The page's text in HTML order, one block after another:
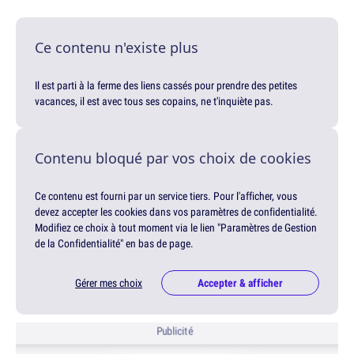
Ce contenu n'existe plus
Il est parti à la ferme des liens cassés pour prendre des petites
vacances, il est avec tous ses copains, ne t'inquiète pas.
Contenu bloqué par vos choix de cookies
Ce contenu est fourni par un service tiers. Pour l'afficher, vous
devez accepter les cookies dans vos paramètres de confidentialité.
Modifiez ce choix à tout moment via le lien "Paramètres de Gestion
de la Confidentialité" en bas de page.
Gérer mes choix Accepter & afficher
Publicité